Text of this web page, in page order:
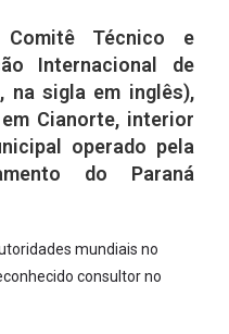
Técnico e
Internacional de
na sigla em inglês),
Cianorte, interior
operado pela
do Paraná
mundiais no
consultor no